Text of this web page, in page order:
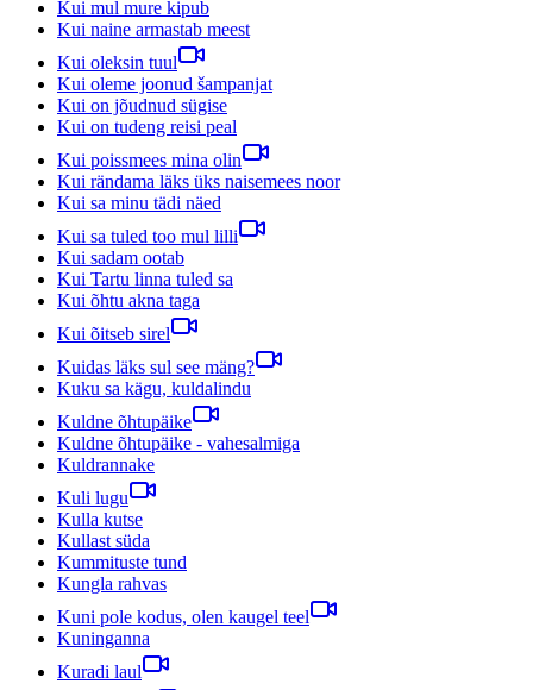
Kui mul mure kipub
Kui naine armastab meest
Kui oleksin tuul
Kui oleme joonud šampanjat
Kui on jõudnud sügise
Kui on tudeng reisi peal
Kui poissmees mina olin
Kui rändama läks üks naisemees noor
Kui sa minu tädi näed
Kui sa tuled too mul lilli
Kui sadam ootab
Kui Tartu linna tuled sa
Kui õhtu akna taga
Kui õitseb sirel
Kuidas läks sul see mäng?
Kuku sa kägu, kuldalindu
Kuldne õhtupäike
Kuldne õhtupäike - vahesalmiga
Kuldrannake
Kuli lugu
Kulla kutse
Kullast süda
Kummituste tund
Kungla rahvas
Kuni pole kodus, olen kaugel teel
Kuninganna
Kuradi laul